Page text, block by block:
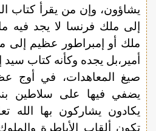
يشاؤون، وإن من يقرأ كتاب
إلى ملك فرنسا لا يجد فيه
ملك أو إمبراطور عظيم إلى
أمير،بل يجده وكأنه كتاب
صيغ المعاهدات، في أوج
يضفي فيها على سلاطين
يكادون يشاركون بها الله
تكون ألقاب الأباطرة